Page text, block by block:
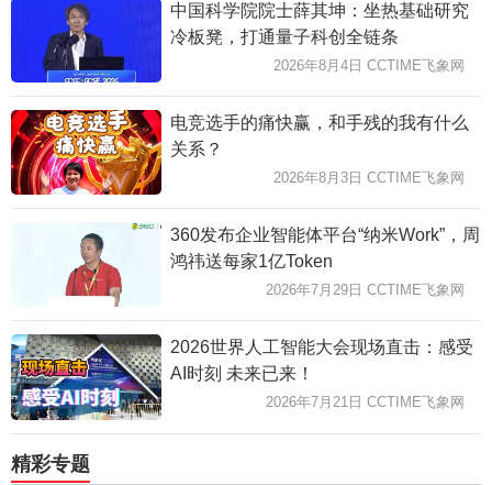
中国科学院院士薛其坤：坐热基础研究
冷板凳，打通量子科创全链条
2026年8月4日 CCTIME飞象网
电竞选手的痛快赢，和手残的我有什么
关系？
2026年8月3日 CCTIME飞象网
360发布企业智能体平台“纳米Work”，周
鸿祎送每家1亿Token
2026年7月29日 CCTIME飞象网
2026世界人工智能大会现场直击：感受
AI时刻 未来已来！
2026年7月21日 CCTIME飞象网
精彩专题